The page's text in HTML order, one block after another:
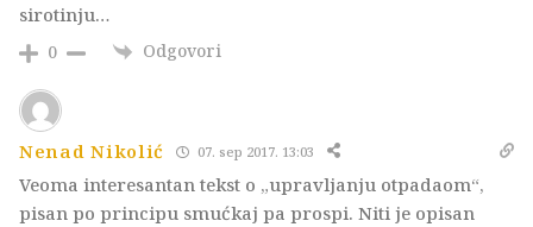
sirotinju…
0 Odgovori
Nenad Nikolić 07. sep 2017. 13:03
Veoma interesantan tekst o „upravljanju otpadaom“,
pisan po principu smućkaj pa prospi. Niti je opisan